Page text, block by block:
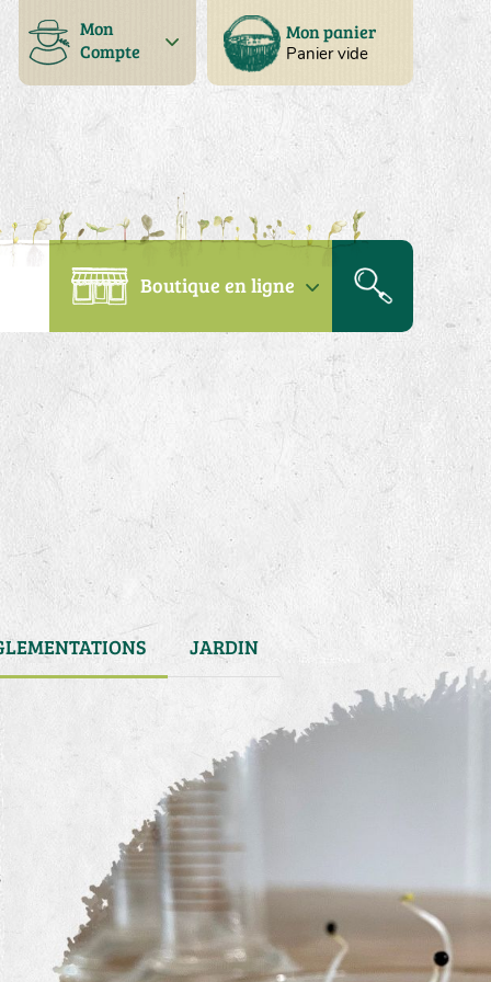
Mon panier
Panier vide
Mon
Compte
Boutique en ligne
JARDIN